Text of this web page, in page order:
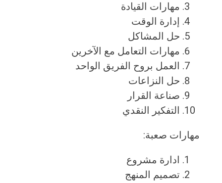
مهارات القيادة
إدارة الوقت
حل المشاكل
مهارات التعامل مع الآخرين
العمل بروح الفريق الواحد
حل النزاعات
صناعة القرار
التفكير النقدي
مهارات صعبة:
ادارة مشروع
تصميم المنهج